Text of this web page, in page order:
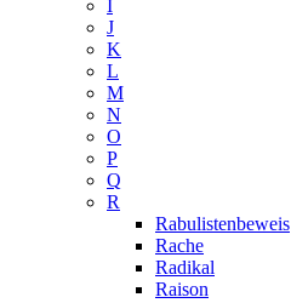
I
J
K
L
M
N
O
P
Q
R
Rabulistenbeweis
Rache
Radikal
Raison